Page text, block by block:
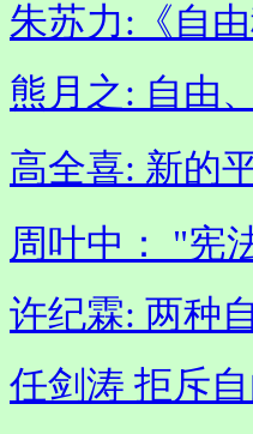
朱苏力:《自
熊月之: 自由
高全喜: 新的
周叶中： "宪
许纪霖: 两种
任剑涛 拒斥